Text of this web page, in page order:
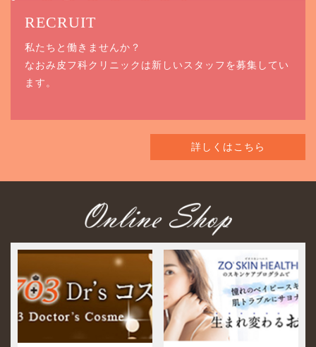
RECRUIT
私たちと働きませんか？
なおみ皮フ科クリニックは新しいスタッフを募集してい
ます。
詳しくはこちら